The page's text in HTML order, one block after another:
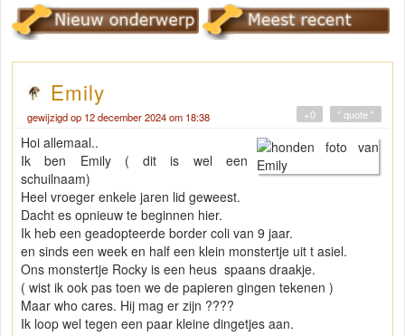
Emily
gewijzigd op 12 december 2024 om 18:38 " quote "
+0
Hoi allemaal..
Ik ben Emily ( dit is wel een
schuilnaam)
Heel vroeger enkele jaren lid geweest.
Dacht es opnieuw te beginnen hier.
Ik heb een geadopteerde border coli van 9 jaar.
en sinds een week en half een klein monstertje uit t asiel.
Ons monstertje Rocky is een heus spaans draakje.
( wist ik ook pas toen we de papieren gingen tekenen )
Maar who cares. Hij mag er zijn ????
Ik loop wel tegen een paar kleine dingetjes aan.